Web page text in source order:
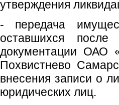
утверждения
- передача
оставшихся
документации ОАО
Похвистнево
внесения записи о
юридических лиц.